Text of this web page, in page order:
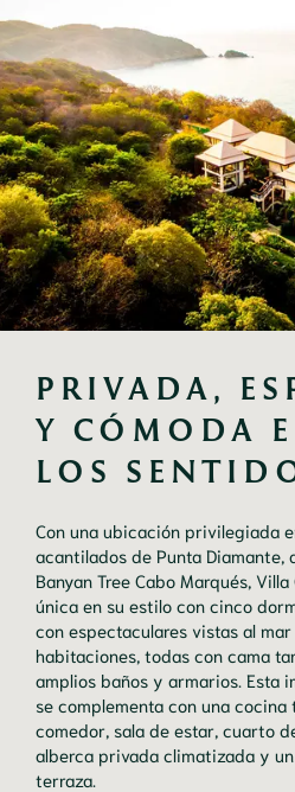
PRIVADA,
Y CÓMODA
LOS
Con una ubicación privilegiada
acantilados de Punta Diamante,
Banyan Tree Cabo Marqués,
única en su estilo con cinco
con espectaculares vistas al
habitaciones, todas con cama
amplios baños y armarios. Esta
se complementa con una
comedor, sala de estar, cuarto
alberca privada climatizada y
terraza.